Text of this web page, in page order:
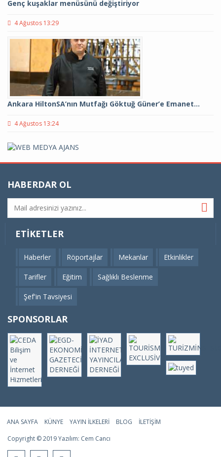
Genç kuşaklar menüsünü değiştiriyor
4 Ağustos 13:29
Ankara HiltonSA’nın Mutfağı Göktuğ Güner’e Emanet…
4 Ağustos 13:24
HABERDAR OL
ETIKETLER
Haberler Röportajlar Mekanlar Etkinlikler
Tarifler Eğitim Sağlıklı Beslenme
Şef'in Tavsiyesi
SPONSORLAR
ANA SAYFA KÜNYE YAYIN İLKELERI BLOG
İLETIŞIM
Copyright © 2019 Yazılım: Cem Cancı